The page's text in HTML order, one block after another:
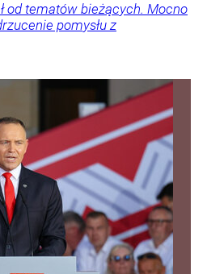
od tematów bieżących. Mocno
pomysłu z